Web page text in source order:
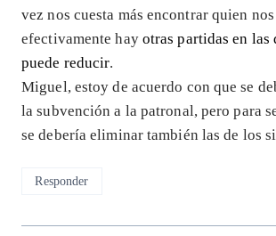
vez nos cuesta más encontrar quien
efectivamente hay otras partidas en las
puede reducir.
Miguel, estoy de acuerdo con que se
la subvención a la patronal, pero para
se debería eliminar también las de los
Responder